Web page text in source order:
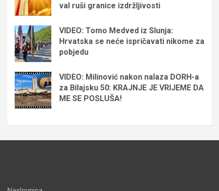
val ruši granice izdržljivosti
VIDEO: Tomo Medved iz Slunja:
Hrvatska se neće ispričavati nikome za
pobjedu
VIDEO: Milinović nakon nalaza DORH-a
za Bilajsku 50: KRAJNJE JE VRIJEME DA
ME SE POSLUŠA!